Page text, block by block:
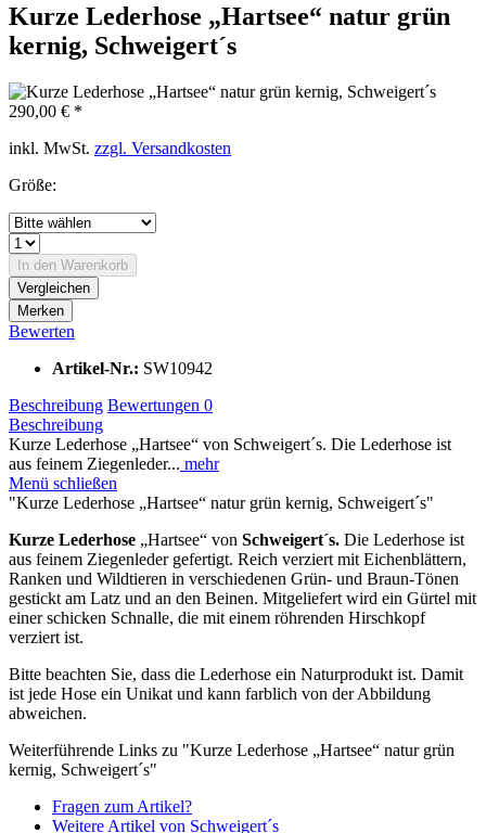
Kurze Lederhose „Hartsee“ natur grün
kernig, Schweigert´s
290,00 € *
inkl. MwSt. zzgl. Versandkosten
Größe:
In den Warenkorb
Vergleichen
Merken
Bewerten
Artikel-Nr.: SW10942
Beschreibung Bewertungen 0
Beschreibung
Kurze Lederhose „Hartsee“ von Schweigert´s. Die Lederhose ist
aus feinem Ziegenleder... mehr
Menü schließen
"Kurze Lederhose „Hartsee“ natur grün kernig, Schweigert´s"
Kurze Lederhose „Hartsee“ von Schweigert´s. Die Lederhose ist
aus feinem Ziegenleder gefertigt. Reich verziert mit Eichenblättern,
Ranken und Wildtieren in verschiedenen Grün- und Braun-Tönen
gestickt am Latz und an den Beinen. Mitgeliefert wird ein Gürtel mit
einer schicken Schnalle, die mit einem röhrenden Hirschkopf
verziert ist.
Bitte beachten Sie, dass die Lederhose ein Naturprodukt ist. Damit
ist jede Hose ein Unikat und kann farblich von der Abbildung
abweichen.
Weiterführende Links zu "Kurze Lederhose „Hartsee“ natur grün
kernig, Schweigert´s"
Fragen zum Artikel?
Weitere Artikel von Schweigert´s